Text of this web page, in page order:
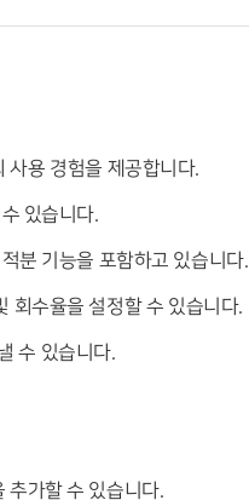
용 경험을 제공합니다.
있습니다.
분 기능을 포함하고 있습니다.
회수율을 설정할 수 있습니다.
수 있습니다.
추가할 수 있습니다.